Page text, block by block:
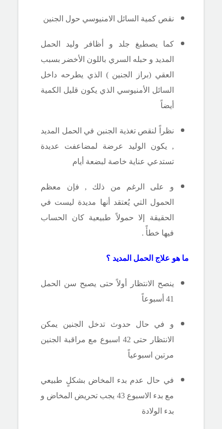
نقص كمية السائل الامنيوسي حول الجنين
كما يصطبغ جلد و أظافر وليد الحمل
المديد و حبله السري باللون الأخضر بسبب
العقي (براز الجنين ) الذي يطرحه داخل
السائل الأمنيوسي الذي يكون قليل الكمية
أيضاً
نظراً لنقص تغذية الجنبن في الحمل المديد
, يكون الوليد عرضة لمضاعفت عديدة
تستدعي عناية خاصة لبضعة أيام
و على الرغم من ذلك , فإن معظم
الحمول التي يُعتقد أنها مديدة ليست في
الحقيقة إلا حمولاً طبيعية كان الحساب
فيها خطأً .
ما هو علاج الحمل المديد ؟
ينصح الانتظار أولاً حتى يصبح سن الحمل
41 أسبوعاً
و في حال حدوث تدخل الجنين يمكن
الانتظار حتى 42 اسبوع مع مراقبة الجنين
مرتين اسبوعياً
في حال عدم بدء المخاض بشكلٍ طبيعي
مع بدء الاسبوع 43 يجب تحريض المخاض و
بدء الولادة